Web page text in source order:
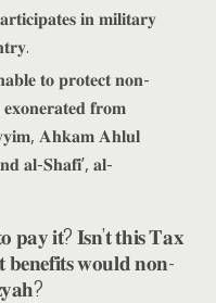
𝐢𝐧 𝐦𝐢𝐥𝐢𝐭𝐚𝐫𝐲
𝐭𝐨 𝐩𝐫𝐨𝐭𝐞𝐜𝐭 𝐧𝐨𝐧-
𝐞𝐱𝐨𝐧𝐞𝐫𝐚𝐭𝐞𝐝 𝐟𝐫𝐨𝐦
𝐀𝐡𝐤𝐚𝐦 𝐀𝐡𝐥𝐮𝐥
𝐒𝐡𝐚𝐟𝐢’, 𝐚𝐥-
𝐢𝐭? 𝐈𝐬𝐧’𝐭 𝐭𝐡𝐢𝐬 𝐓𝐚𝐱
𝐰𝐨𝐮𝐥𝐝 𝐧𝐨𝐧-